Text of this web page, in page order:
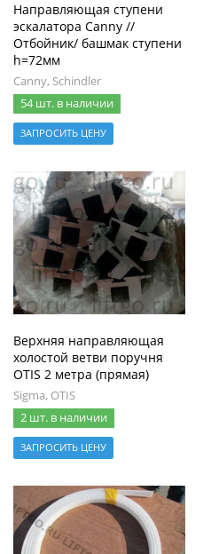
Направляющая ступени
эскалатора Canny //
Отбойник/ башмак ступени
h=72мм
Canny, Schindler
54 шт. в наличии
ЗАПРОСИТЬ ЦЕНУ
Верхняя направляющая
холостой ветви поручня
OTIS 2 метра (прямая)
Sigma, OTIS
2 шт. в наличии
ЗАПРОСИТЬ ЦЕНУ